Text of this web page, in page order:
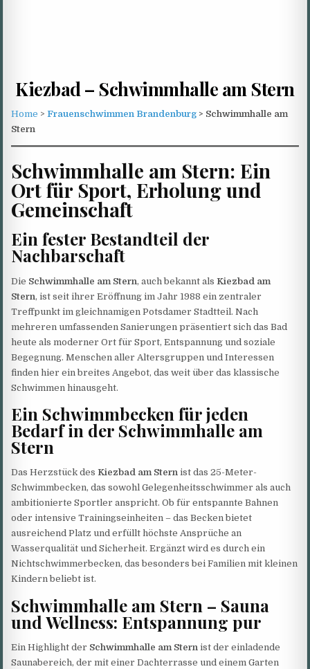
Kiezbad – Schwimmhalle am Stern
Home >Frauenschwimmen Brandenburg > Schwimmhalle am
Stern
Schwimmhalle am Stern: Ein
Ort für Sport, Erholung und
Gemeinschaft
Ein fester Bestandteil der
Nachbarschaft
Die Schwimmhalle am Stern, auch bekannt alsKiezbad am
Stern, ist seit ihrer Eröffnung im Jahr 1988 ein zentraler
Treffpunkt im gleichnamigen Potsdamer Stadtteil. Nach
mehreren umfassenden Sanierungen präsentiert sich das Bad
heute als moderner Ort für Sport, Entspannung und soziale
Begegnung. Menschen aller Altersgruppen und Interessen
finden hier ein breites Angebot, das weit über das klassische
Schwimmen hinausgeht.
Ein Schwimmbecken für jeden
Bedarf in der Schwimmhalle am
Stern
Das Herzstück desKiezbad am Stern ist das 25-Meter-
Schwimmbecken, das sowohl Gelegenheitsschwimmer als auch
ambitionierte Sportler anspricht. Ob für entspannte Bahnen
oder intensive Trainingseinheiten – das Becken bietet
ausreichend Platz und erfüllt höchste Ansprüche an
Wasserqualität und Sicherheit. Ergänzt wird es durch ein
Nichtschwimmerbecken, das besonders bei Familien mit kleinen
Kindern beliebt ist.
Schwimmhalle am Stern – Sauna
und Wellness: Entspannung pur
Ein Highlight der Schwimmhalle am Stern ist der einladende
Saunabereich, der mit einer Dachterrasse und einem Garten